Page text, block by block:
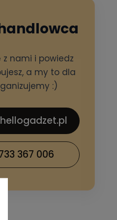
z nami i powiedz
a my to dla
:)
367 006